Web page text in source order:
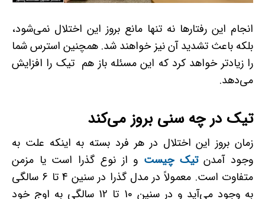
انجام این رفتارها نه تنها مانع بروز این اختلال نمی‌­شود،
بلکه باعث تشدید آن نیز خواهند شد. همچنین استرس شما
را زیادتر خواهد کرد که این مسئله باز هم تیک را افزایش
می‌­دهد.
تیک در چه سنی بروز می‌کند
زمان بروز این اختلال در هر فرد بسته به اینکه علت به
وجود آمدن تیک چیست و از نوع گذرا است یا مزمن
متفاوت است. معمولاً در مدل گذرا در سنین 4 تا 6 سالگی
به وجود می‌آید و در سنین 10 تا 12 سالگی به اوج خود